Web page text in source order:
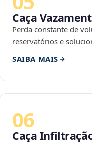
Caça
Perda constante de
reservatórios e
SAIBA MAIS
06
Caça